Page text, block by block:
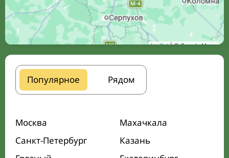
Leaflet| © Google Maps
Популярное Рядом
Москва
Махачкала
Санкт-Петербург
Казань